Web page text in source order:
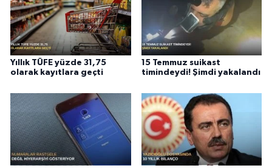
Yıllık TÜFE yüzde 31,75
olarak kayıtlara geçti
15 Temmuz suikast
timindeydi! Şimdi yakalandı